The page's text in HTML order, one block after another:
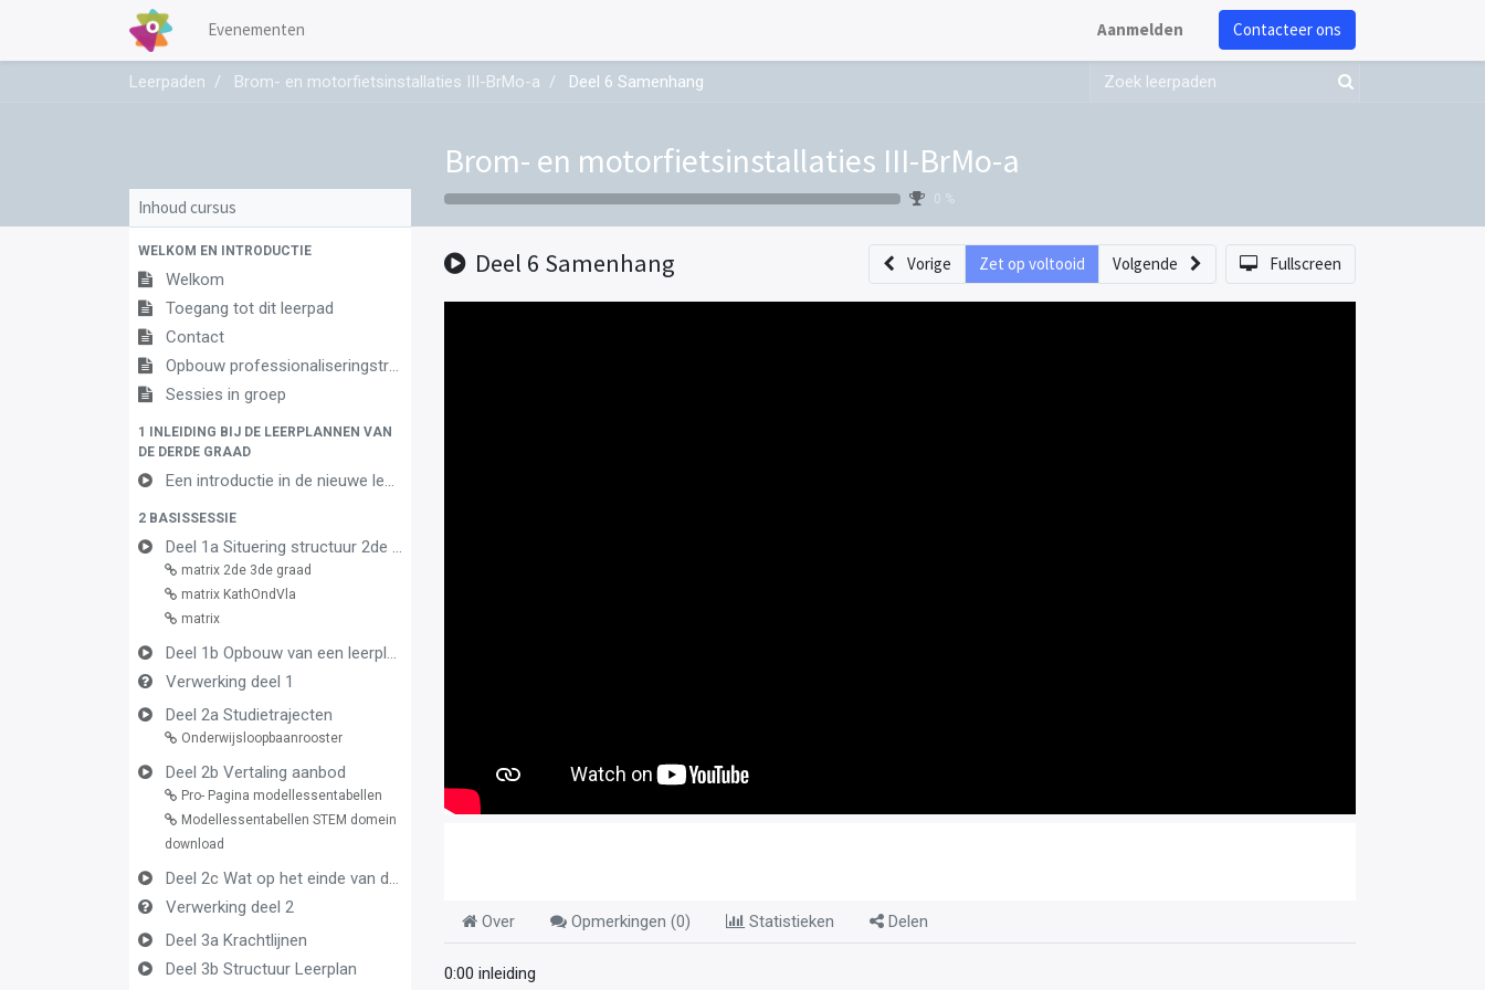
Evenementen Aanmelden Contacteer ons
Leerpaden Brom- en motorfietsinstallaties III-BrMo-a Deel 6 Samenhang
Brom- en motorfietsinstallaties III-BrMo-a
0 %
Inhoud cursus
WELKOM EN INTRODUCTIE
Welkom
Toegang tot dit leerpad
Contact
Opbouw professionaliseringstraject
Sessies in groep
1 INLEIDING BIJ DE LEERPLANNEN VAN
DE DERDE GRAAD
Een introductie in de nieuwe leerplannen van de derde graad
2 BASISSESSIE
Deel 1a Situering structuur 2de en 3de graad
matrix 2de 3de graad
matrix KathOndVla
matrix
Deel 1b Opbouw van een leerplan vormingsconcept
Verwerking deel 1
Deel 2a Studietrajecten
Onderwijsloopbaanrooster
Deel 2b Vertaling aanbod
Pro- Pagina modellessentabellen
Modellessentabellen STEM domein
download
Deel 2c Wat op het einde van de graad
Verwerking deel 2
Deel 3a Krachtlijnen
Deel 3b Structuur Leerplan
Deel 6 Samenhang Vorige Zet op voltooid Volgende Fullscreen
Over Opmerkingen (0) Statistieken Delen
0:00 inleiding